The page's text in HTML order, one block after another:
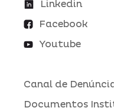
Linkedin
Facebook
Youtube
Canal de
Documentos